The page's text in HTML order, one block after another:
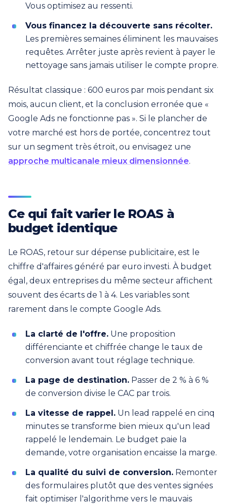
Vous optimisez au ressenti.
Vous financez la découverte sans récolter.
Les premières semaines éliminent les mauvaises
requêtes. Arrêter juste après revient à payer le
nettoyage sans jamais utiliser le compte propre.
Résultat classique : 600 euros par mois pendant six
mois, aucun client, et la conclusion erronée que «
Google Ads ne fonctionne pas ». Si le plancher de
votre marché est hors de portée, concentrez tout
sur un segment très étroit, ou envisagez une
approche multicanale mieux dimensionnée.
Ce qui fait varier le ROAS à
budget identique
Le ROAS, retour sur dépense publicitaire, est le
chiffre d'affaires généré par euro investi. À budget
égal, deux entreprises du même secteur affichent
souvent des écarts de 1 à 4. Les variables sont
rarement dans le compte Google Ads.
La clarté de l'offre. Une proposition
différenciante et chiffrée change le taux de
conversion avant tout réglage technique.
La page de destination. Passer de 2 % à 6 %
de conversion divise le CAC par trois.
La vitesse de rappel. Un lead rappelé en cinq
minutes se transforme bien mieux qu'un lead
rappelé le lendemain. Le budget paie la
demande, votre organisation encaisse la marge.
La qualité du suivi de conversion. Remonter
des formulaires plutôt que des ventes signées
fait optimiser l'algorithme vers le mauvais